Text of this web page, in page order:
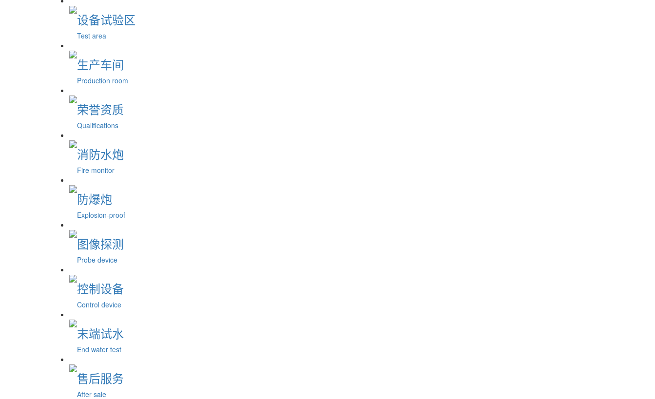
设备试验区
Test area
生产车间
Production room
荣誉资质
Qualifications
消防水炮
Fire monitor
防爆炮
Explosion-proof
图像探测
Probe device
控制设备
Control device
末端试水
End water test
售后服务
After sale